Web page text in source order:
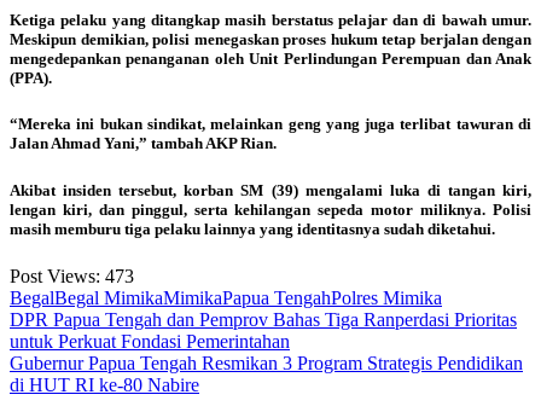
Ketiga pelaku yang ditangkap masih berstatus pelajar dan di bawah umur.
Meskipun demikian, polisi menegaskan proses hukum tetap berjalan dengan
mengedepankan penanganan oleh Unit Perlindungan Perempuan dan Anak
(PPA).
“Mereka ini bukan sindikat, melainkan geng yang juga terlibat tawuran di
Jalan Ahmad Yani,” tambah AKP Rian.
Akibat insiden tersebut, korban SM (39) mengalami luka di tangan kiri,
lengan kiri, dan pinggul, serta kehilangan sepeda motor miliknya. Polisi
masih memburu tiga pelaku lainnya yang identitasnya sudah diketahui.
Post Views: 473
BegalBegal MimikaMimikaPapua TengahPolres Mimika
Post
navigation
DPR Papua Tengah dan Pemprov Bahas Tiga Ranperdasi Prioritas
untuk Perkuat Fondasi Pemerintahan
Gubernur Papua Tengah Resmikan 3 Program Strategis Pendidikan
di HUT RI ke-80 Nabire